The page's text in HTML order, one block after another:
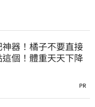
器！橘子不要直接
個！體重天天下降
PR